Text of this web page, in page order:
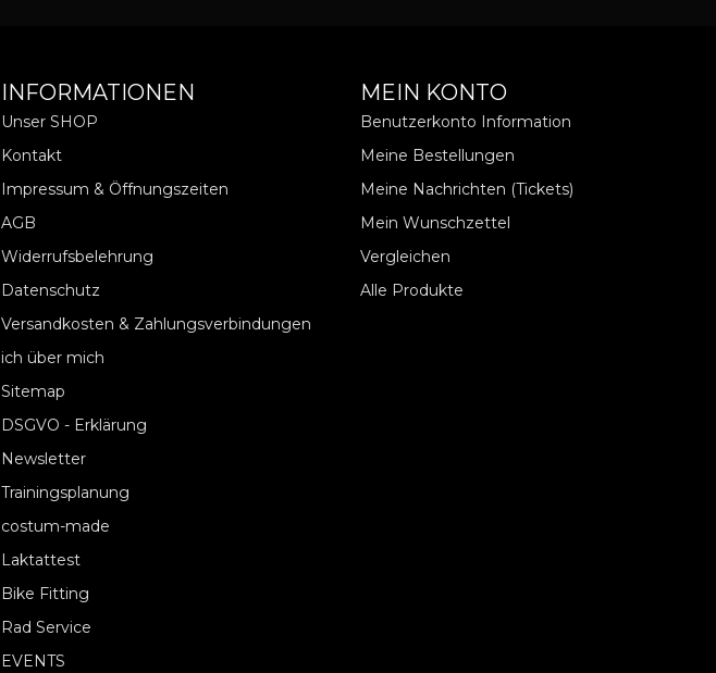
INFORMATIONEN
Unser SHOP
Kontakt
Impressum & Öffnungszeiten
AGB
Widerrufsbelehrung
Datenschutz
Versandkosten & Zahlungsverbindungen
ich über mich
Sitemap
DSGVO - Erklärung
Newsletter
Trainingsplanung
costum-made
Laktattest
Bike Fitting
Rad Service
EVENTS
MEIN KONTO
Benutzerkonto Information
Meine Bestellungen
Meine Nachrichten (Tickets)
Mein Wunschzettel
Vergleichen
Alle Produkte